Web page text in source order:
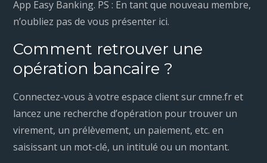
App Easy Banking. PS : En tant que nouveau membre,
n’oubliez pas de vous présenter ici.
Comment retrouver une
opération bancaire ?
Connectez-vous à votre espace client sur cmne.fr et
lancez une recherche d’opération pour trouver un
virement, un prélèvement, un paiement, etc. en
saisissant un mot-clé, un intitulé ou un montant.